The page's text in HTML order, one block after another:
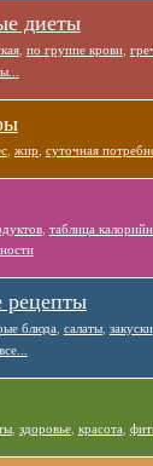
диеты
, по группе крови,
, жир суточная
, таблица
рецепты
блюда салаты, закуски,
все...
, здоровье, красота